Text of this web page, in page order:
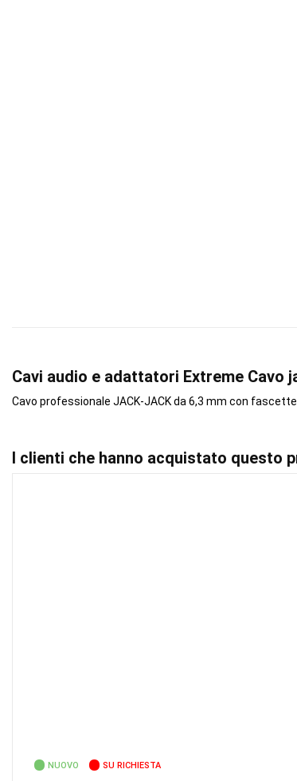
Cavi audio e adattatori Extreme Cavo
Cavo professionale JACK-JACK da 6,3 mm con
I clienti che hanno acquistato questo
NUOVO SU RICHIESTA